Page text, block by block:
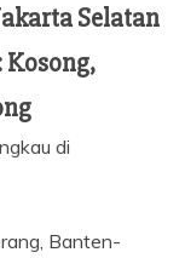
Selatan
Kosong,
di
Banten-